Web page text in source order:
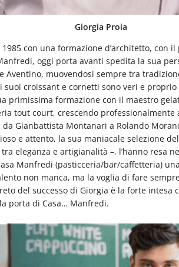
Giorgia Proia
1985 con una formazione d’architetto, con
oggi porta avanti spedita la sua
Aventino, muovendosi sempre tra
suoi croissant e cornetti sono veri e
primissima formazione con il maestro
tout court, crescendo
da Gianbattista Montanari a Rolando
e attento, la sua maniacale selezione
eleganza e artigianalità –, l’hanno resa
Manfredi (pasticceria/bar/caffetteria)
non manca, ma la voglia di fare
del successo di Giorgia è la forte intesa
porta di Casa… Manfredi.